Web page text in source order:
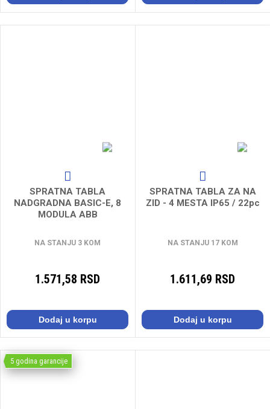
SPRATNA TABLA
NADGRADNA BASIC-E, 8
MODULA ABB
NA STANJU 3 KOM
1.571,58 RSD
Dodaj u korpu
SPRATNA TABLA ZA NA
ZID - 4 MESTA IP65 / 22pc
NA STANJU 17 KOM
1.611,69 RSD
Dodaj u korpu
5 godina garancije